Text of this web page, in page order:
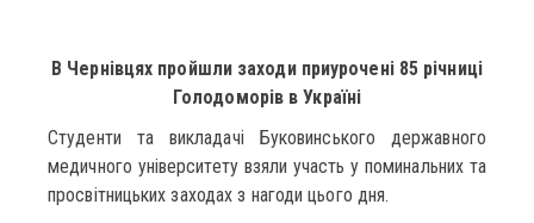
В Чернівцях пройшли заходи приурочені 85 річниці
Голодоморів в Україні
Студенти та викладачі Буковинського державного
медичного університету взяли участь у поминальних та
просвітницьких заходах з нагоди цього дня.